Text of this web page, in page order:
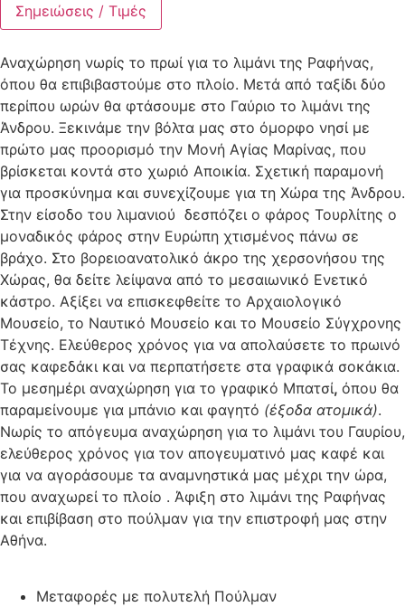
Σημειώσεις / Τιμές
Αναχώρηση νωρίς το πρωί για το λιμάνι της Ραφήνας,
όπου θα επιβιβαστούμε στο πλοίο. Μετά από ταξίδι δύο
περίπου ωρών θα φτάσουμε στο Γαύριο το λιμάνι της
Άνδρου. Ξεκινάμε την βόλτα μας στο όμορφο νησί με
πρώτο μας προορισμό την Μονή Αγίας Μαρίνας, που
βρίσκεται κοντά στο χωριό Αποικία. Σχετική παραμονή
για προσκύνημα και συνεχίζουμε για τη Χώρα της Άνδρου.
Στην είσοδο του λιμανιού δεσπόζει ο φάρος Τουρλίτης ο
μοναδικός φάρος στην Ευρώπη χτισμένος πάνω σε
βράχο. Στο βορειοανατολικό άκρο της χερσονήσου της
Χώρας, θα δείτε λείψανα από το μεσαιωνικό Ενετικό
κάστρο. Αξίξει να επισκεφθείτε το Αρχαιολογικό
Μουσείο, το Ναυτικό Μουσείο και το Μουσείο Σύγχρονης
Τέχνης. Ελεύθερος χρόνος για να απολαύσετε το πρωινό
σας καφεδάκι και να περπατήσετε στα γραφικά σοκάκια.
Το μεσημέρι αναχώρηση για το γραφικό Μπατσί, όπου θα
παραμείνουμε για μπάνιο και φαγητό (έξοδα ατομικά).
Νωρίς το απόγευμα αναχώρηση για το λιμάνι του Γαυρίου,
ελεύθερος χρόνος για τον απογευματινό μας καφέ και
για να αγοράσουμε τα αναμνηστικά μας μέχρι την ώρα,
που αναχωρεί το πλοίο . Άφιξη στο λιμάνι της Ραφήνας
και επιβίβαση στο πούλμαν για την επιστροφή μας στην
Αθήνα.
Μεταφορές με πολυτελή Πούλμαν